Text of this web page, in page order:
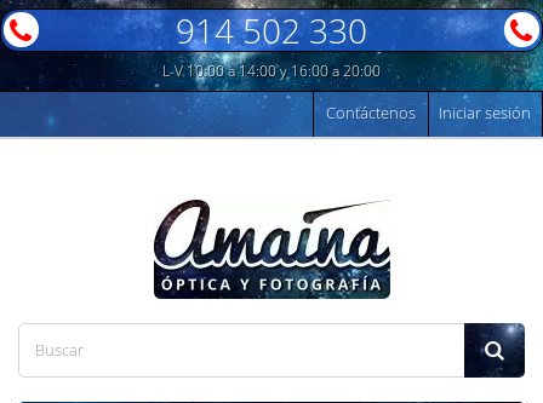
914 502 330
L-V 10:00 a 14:00 y 16:00 a 20:00
Iniciar sesión
Contáctenos